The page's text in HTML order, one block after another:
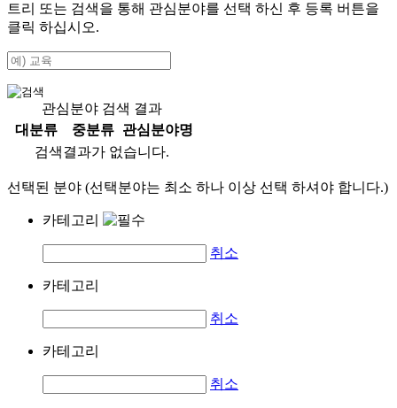
트리 또는 검색을 통해 관심분야를 선택 하신 후 등록 버튼을
클릭 하십시오.
관심분야 검색 결과
대분류
중분류
관심분야명
검색결과가 없습니다.
선택된 분야 (선택분야는 최소 하나 이상 선택 하셔야 합니다.)
카테고리
취소
카테고리
취소
카테고리
취소